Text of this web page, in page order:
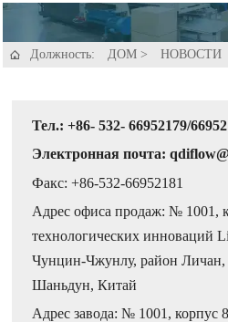
 Должность: ДОМ > НОВОСТИ
Тел.: +86- 532- 66952179/
Электронная почта:
Факс: +86-532-66952181
Адрес офиса продаж: № 1001,
технологических инноваций
Чунцин-Чжунлу, район
Шаньдун, Китай
Адрес завода: № 1001, корпус